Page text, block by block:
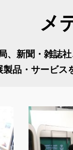
【名古屋】来場案内
バックオフィサーが
ビジネスタウンとは
メ
、新聞・雑誌
製品・サービス